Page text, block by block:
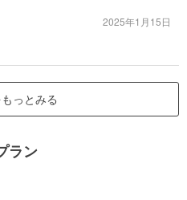
2025年1月15日
っとみる
ラン